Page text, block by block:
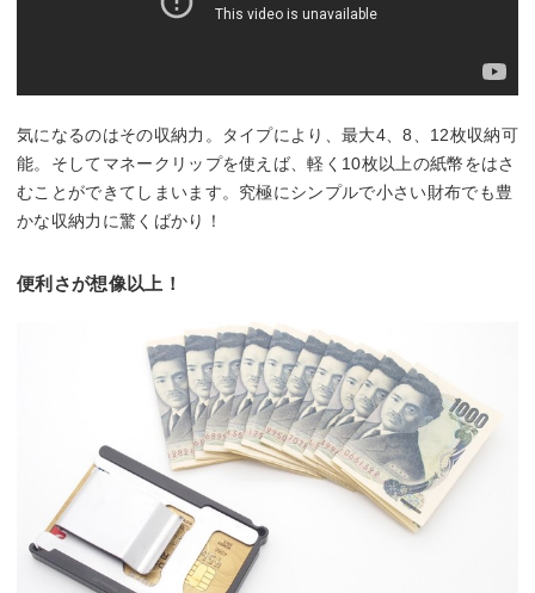
気になるのはその収納力。タイプにより、最大4、8、12枚収納可
能。そしてマネークリップを使えば、軽く10枚以上の紙幣をはさ
むことができてしまいます。究極にシンプルで小さい財布でも豊
かな収納力に驚くばかり！
便利さが想像以上！